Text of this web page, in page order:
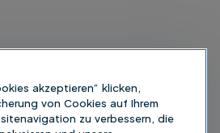
akzeptieren“ klicken,
von Cookies auf Ihrem
zu verbessern, die